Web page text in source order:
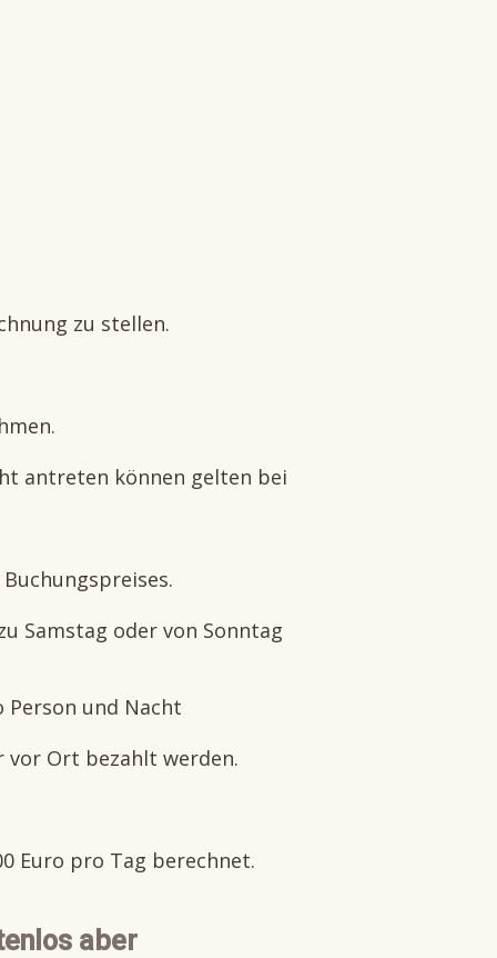
zu stellen.
antreten können gelten bei
Samstag oder von Sonntag
Person und Nacht
vor Ort bezahlt werden.
Euro pro Tag berechnet.
aber